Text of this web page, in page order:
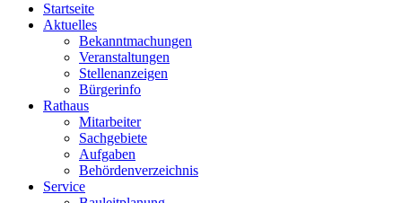
Startseite
Aktuelles
Bekanntmachungen
Veranstaltungen
Stellenanzeigen
Bürgerinfo
Rathaus
Mitarbeiter
Sachgebiete
Aufgaben
Behördenverzeichnis
Service